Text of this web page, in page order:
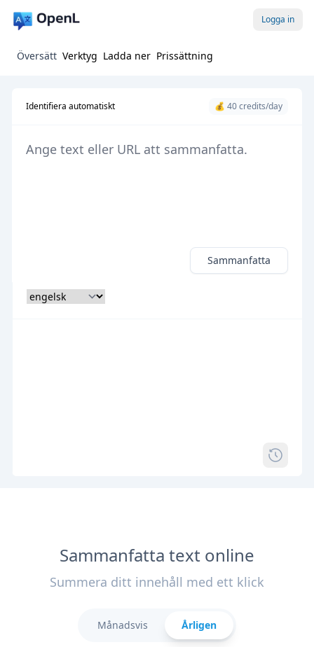
Logga in
Översätt Verktyg Ladda ner Prissättning
Identifiera automatiskt 💰 40 credits/day
Sammanfatta
Sammanfatta text online
Summera ditt innehåll med ett klick
Månadsvis Årligen